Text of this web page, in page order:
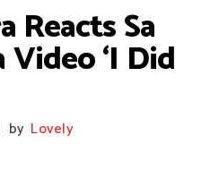
Reacts Sa
‘I Did
by Lovely